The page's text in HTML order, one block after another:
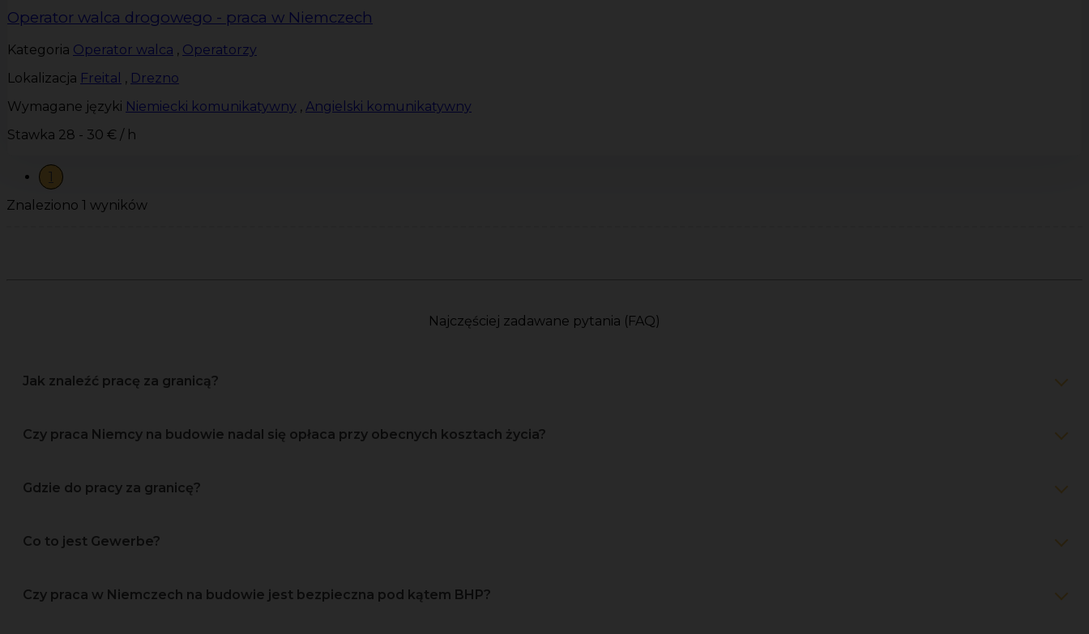
Operator walca drogowego - praca w Niemczech
Kategoria Operator walca , Operatorzy
Lokalizacja Freital , Drezno
Wymagane języki Niemiecki komunikatywny , Angielski komunikatywny
Stawka 28 - 30 € / h
1
Znaleziono 1 wyników
Najczęściej zadawane pytania (FAQ)
Jak znaleźć pracę za granicą?
Czy praca Niemcy na budowie nadal się opłaca przy obecnych kosztach życia?
Gdzie do pracy za granicę?
Co to jest Gewerbe?
Czy praca w Niemczech na budowie jest bezpieczna pod kątem BHP?